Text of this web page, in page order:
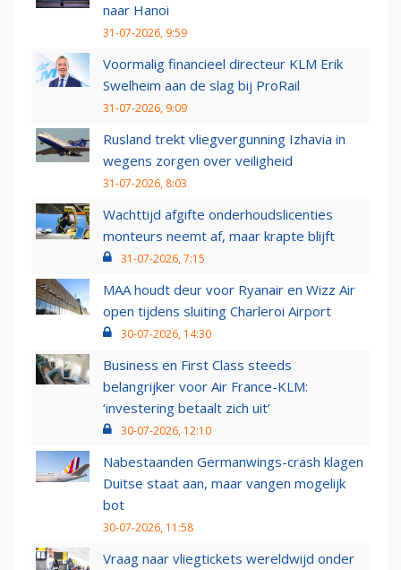
naar Hanoi
31-07-2026, 9:59
Voormalig financieel directeur KLM Erik
Swelheim aan de slag bij ProRail
31-07-2026, 9:09
Rusland trekt vliegvergunning Izhavia in
wegens zorgen over veiligheid
31-07-2026, 8:03
Wachttijd afgifte onderhoudslicenties
monteurs neemt af, maar krapte blijft
31-07-2026, 7:15
MAA houdt deur voor Ryanair en Wizz Air
open tijdens sluiting Charleroi Airport
30-07-2026, 14:30
Business en First Class steeds
belangrijker voor Air France-KLM:
‘investering betaalt zich uit’
30-07-2026, 12:10
Nabestaanden Germanwings-crash klagen
Duitse staat aan, maar vangen mogelijk
bot
30-07-2026, 11:58
Vraag naar vliegtickets wereldwijd onder